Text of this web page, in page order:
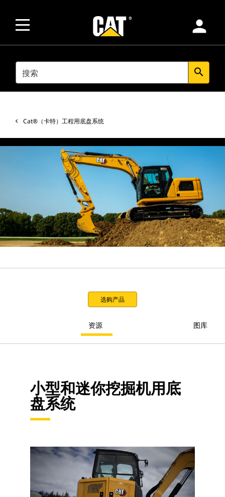
person
SEARCH search
Cat®（卡特）工程用底盘系统
选购产品
资源 图库
小型和迷你挖掘机用底
盘系统